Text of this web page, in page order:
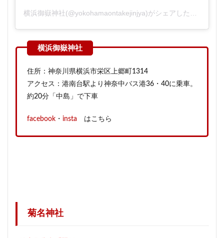
住所：神奈川県横浜市栄区上郷町1314
アクセス：港南台駅より神奈中バス港36・40に乗車。
約20分「中島」で下車
facebook ・ insta はこちら
菊名神社